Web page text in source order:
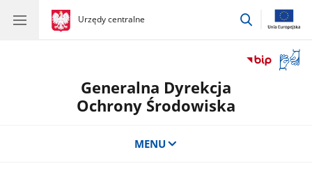
gov.pl
Urzędy centralne
gov.pl
Urzędy
przejdź
okno
Generalna Dyrekcja
Ochrony Środowiska
MENU